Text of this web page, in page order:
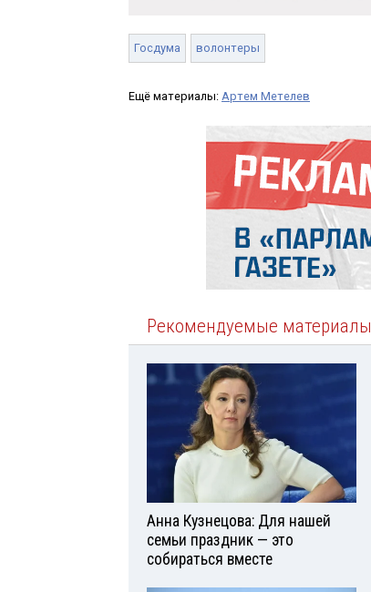
Госдума волонтеры
Ещё материалы: Артем Метелев
Рекомендуемые материалы
Анна Кузнецова: Для нашей
семьи праздник — это
собираться вместе